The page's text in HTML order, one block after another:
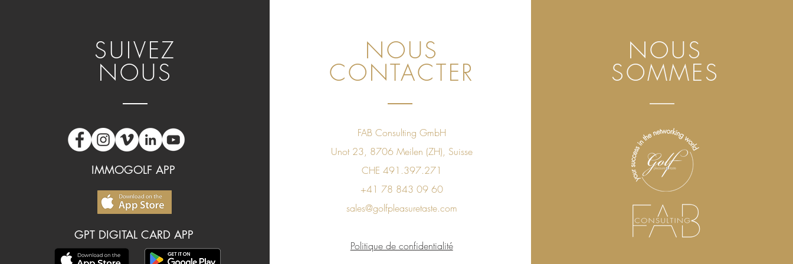
SUIVEZ
NOUS
IMMOGOLF APP
GPT DIGITAL CARD APP
NOUS
CONTACTER
FAB Consulting GmbH
Unot 23, 8706 Meilen (ZH), Suisse
CHE 491.397.271
+41 78 843 09 60
sales@golfpleasuretaste.com
Politique de confidentialité
NOUS
SOMMES